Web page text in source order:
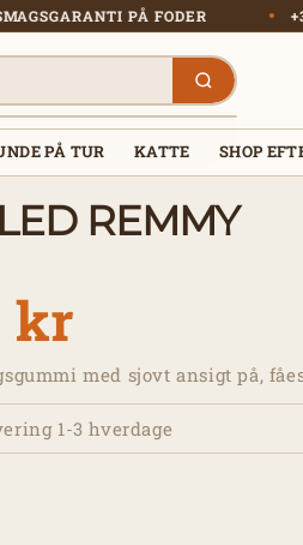
SMAGSGARANTI PÅ FODER
PÅ TUR KATTE SHOP
REMMY
kr
med sjovt ansigt på,
1-3 hverdage